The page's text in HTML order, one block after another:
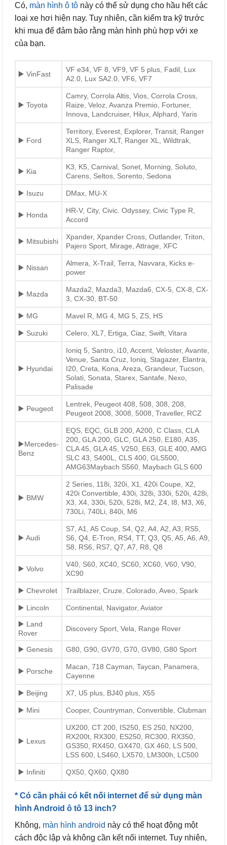
Có, màn hình ô tô này có thể sử dụng cho hầu hết các
loại xe hơi hiện nay. Tuy nhiên, cần kiểm tra kỹ trước
khi mua để đảm bảo rằng màn hình phù hợp với xe
của bạn.
▶️ VinFast
VF e34, VF 8, VF9, VF 5 plus, Fadil, Lux
A2.0, Lux SA2.0, VF6, VF7
▶️ Toyota
Camry, Corrola Altis, Vios, Corrola Cross,
Raize, Veloz, Avanza Premio, Fortuner,
Innova, Landcruiser, Hilux, Alphard, Yaris
▶️ Ford
Territory, Everest, Explorer, Transit, Ranger
XLS, Ranger XLT, Ranger XL, Wildtrak,
Ranger Raptor,
▶️ Kia
K3, K5, Carnival, Sonet, Morning, Soluto,
Carens, Seltos, Sorento, Sedona
▶️ Isuzu DMax, MU-X
▶️ Honda
HR-V, City, Civic. Odyssey, Civic Type R,
Accord
▶️ Mitsubishi
Xpander, Xpander Cross, Outlander, Triton,
Pajero Sport, Mirage, Attrage, XFC
▶️ Nissan
Almera, X-Trail, Terra, Navvara, Kicks e-
power
▶️ Mazda
Mazda2, Mazda3, Mazda6, CX-5, CX-8, CX-
3, CX-30, BT-50
▶️ MG Mavel R, MG 4, MG 5, ZS, HS
▶️ Suzuki Celero, XL7, Ertiga, Ciaz, Swift, Vitara
▶️ Hyundai
Ioniq 5, Santro, i10, Accent, Veloster, Avante,
Venue, Santa Cruz, Ioniq, Stagazer, Elantra,
I20, Creta, Kona, Areza, Grandeur, Tucson,
Solati, Sonata, Starex, Santafe, Nexo,
Palisade
▶️ Peugeot
Lentrek, Peugeot 408, 508, 308, 208,
Peugeot 2008, 3008, 5008, Traveller, RCZ
▶️Mercedes-
Benz
EQS, EQC, GLB 200, A200, C Class, CLA
200, GLA 200, GLC, GLA 250, E180, A35,
CLA 45, GLA 45, V250, E63, GLE 400, AMG
SLC 43, S400L, CLS 400, GLS500,
AMG63Maybach S560, Maybach GLS 600
▶️ BMW
2 Series, 118i, 320i, X1, 420i Coupe, X2,
420i Convertible, 430i, 328i, 330i, 520i, 428i,
X3, X4, 330i, 520i, 528i, M2, Z4, I8, M3, X6,
730Li, 740Li, 840i, M6
▶️ Audi
S7, A1, A5 Coup, S4, Q2, A4, A2, A3, RS5,
S6, Q4, E-Tron, RS4, TT, Q3, Q5, A5, A6, A9,
S8, RS6, RS7, Q7, A7, R8, Q8
▶️ Volvo
V40, S60, XC40, SC60, XC60, V60, V90,
XC90
▶️ Chevrolet Trailblazer, Cruze, Colorado, Aveo, Spark
▶️ Lincoln
Continental, Navigator, Aviator
▶️ Land
Rover
Discovery Sport, Vela, Range Rover
▶️ Genesis G80, G90, GV70, G70, GV80, G80 Sport
▶️ Porsche
Macan, 718 Cayman, Taycan, Panamera,
Cayenne
▶️ Beijing X7, U5 plus, BJ40 plus, X55
▶️ Mini Cooper, Countryman, Convertible, Clubman
▶️ Lexus
UX200, CT 200, IS250, ES 250, NX200,
RX200t, RX300, ES250, RC300, RX350,
GS350, RX450, GX470, GX 460, LS 500,
LSS 600, LS460, LX570, LM300h, LC500
▶️ Infiniti QX50, QX60, QX80
* Có cần phải có kết nối internet để sử dụng màn
hình Android ô tô 13 inch?
Không, màn hình android này có thể hoạt động một
cách độc lập và không cần kết nối internet. Tuy nhiên,